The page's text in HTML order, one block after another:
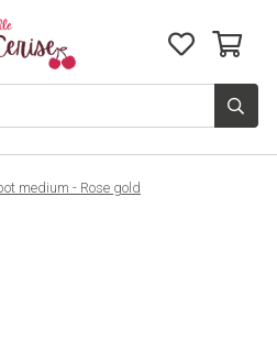
medium - Rose gold